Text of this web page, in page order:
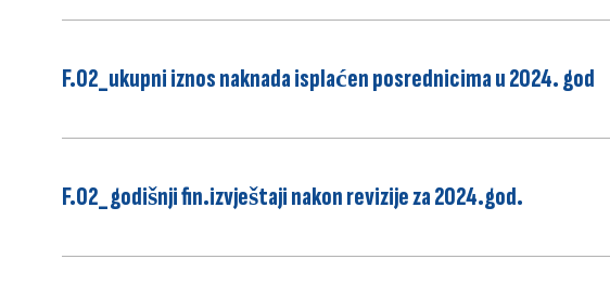
PRESS
Kontakt
F.02_ukupni iznos naknada isplaćen posrednicima u 2024. god
F.02_godišnji fin.izvještaji nakon revizije za 2024.god.